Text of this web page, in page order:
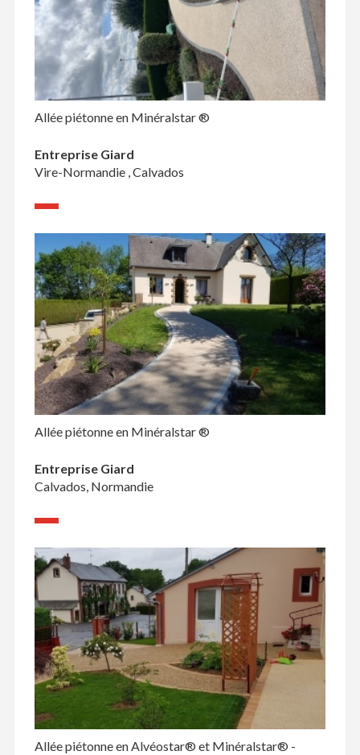
Allée piétonne en Minéralstar ®
Entreprise Giard
Vire-Normandie , Calvados
Allée piétonne en Minéralstar ®
Entreprise Giard
Calvados, Normandie
Allée piétonne en Alvéostar® et Minéralstar® -